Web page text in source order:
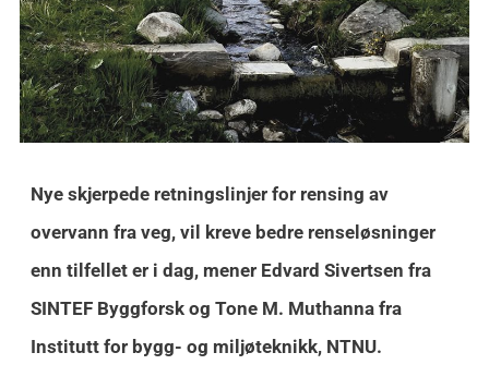
Nye skjerpede retningslinjer for rensing av
overvann fra veg, vil kreve bedre renseløsninger
enn tilfellet er i dag, mener Edvard Sivertsen fra
SINTEF Byggforsk og Tone M. Muthanna fra
Institutt for bygg- og miljøteknikk, NTNU.